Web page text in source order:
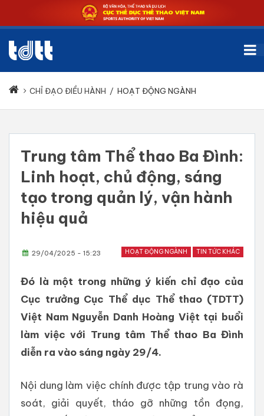
CHỈ ĐẠO ĐIỀU HÀNH / HOẠT ĐỘNG NGÀNH
Trung tâm Thể thao Ba Đình:
Linh hoạt, chủ động, sáng
tạo trong quản lý, vận hành
hiệu quả
HOẠT ĐỘNG NGÀNH TIN TỨC KHÁC
29/04/2025 - 15:23
Đó là một trong những ý kiến chỉ đạo của
Cục trưởng Cục Thể dục Thể thao (TDTT)
Việt Nam Nguyễn Danh Hoàng Việt tại buổi
làm việc với Trung tâm Thể thao Ba Đình
diễn ra vào sáng ngày 29/4.
Nội dung làm việc chính được tập trung vào rà
soát, giải quyết, tháo gỡ những tồn đọng,